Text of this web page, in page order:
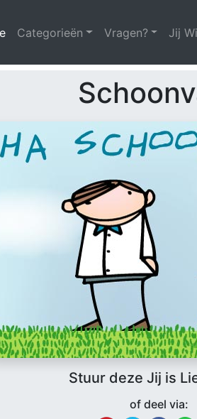
(huidige)
Categorieën Vragen? Jij
Stuur deze Jij is
of deel via: